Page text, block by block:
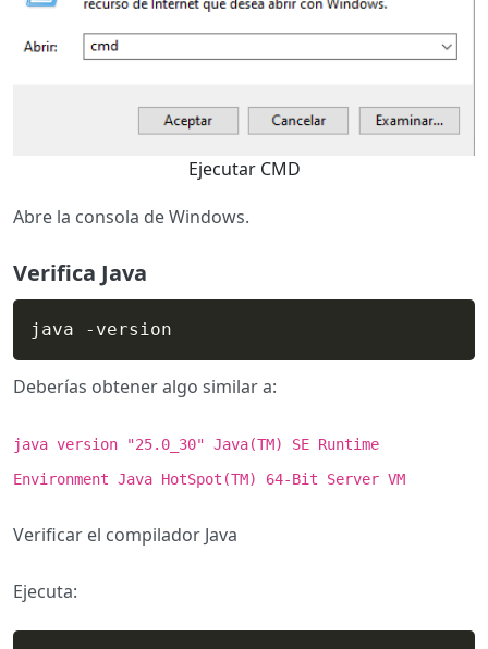
Ejecutar CMD
Abre la consola de Windows.
Verifica Java
java -version
Deberías obtener algo similar a:
java version "25.0_30" Java(TM) SE Runtime
Environment Java HotSpot(TM) 64-Bit Server VM
Verificar el compilador Java
Ejecuta: